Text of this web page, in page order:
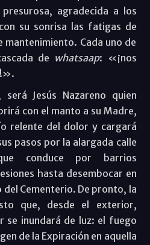
agradecida a los
su sonrisa las fatigas de
mantenimiento. Cada uno de
de whatsaap: «¡nos
Jesús Nazareno quien
con el manto a su Madre,
relente del dolor y cargará
pasos por la alargada calle
conduce por barrios
hasta desembocar en
del Cementerio. De pronto, la
que, desde el exterior,
se inundará de luz: el fuego
de la Expiración en aquella